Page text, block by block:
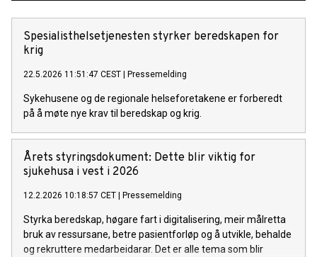
Spesialisthelsetjenesten styrker beredskapen for
krig
22.5.2026 11:51:47 CEST Pressemelding
Sykehusene og de regionale helseforetakene er forberedt
på å møte nye krav til beredskap og krig.
Årets styringsdokument: Dette blir viktig for
sjukehusa i vest i 2026
12.2.2026 10:18:57 CET Pressemelding
Styrka beredskap, høgare fart i digitalisering, meir målretta
bruk av ressursane, betre pasientforløp og å utvikle, behalde
og rekruttere medarbeidarar. Det er alle tema som blir